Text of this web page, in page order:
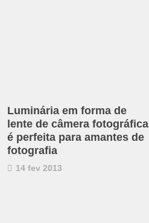
Luminária em forma de
lente de câmera fotográfica
é perfeita para amantes de
fotografia
14 fev 2013